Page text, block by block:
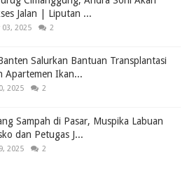
Jalan | Liputan ...
2025 2
Salurkan Bantuan Transplantasi
Apartemen Ikan...
2025 2
Sampah di Pasar, Muspika Labuan
dan Petugas J...
2025 2